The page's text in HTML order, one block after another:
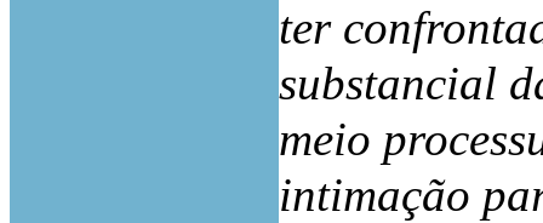
ter
substancial
meio
intimação